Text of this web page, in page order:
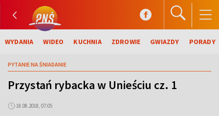
WYDANIA WIDEO KUCHNIA ZDROWIE GWIAZDY PORADY
PYTANIE NA ŚNIADANIE
Przystań rybacka w Unieściu cz. 1
18.08.2018, 07:05